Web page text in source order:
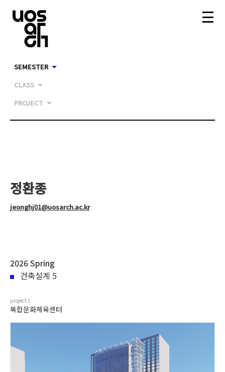
SEMESTER
CLASS
PROJECT
정환종
jeonghj01@uosarch.ac.kr
2026 Spring
건축설계 5
project 1
복합문화체육센터